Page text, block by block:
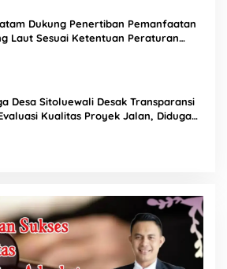
Dukung Penertiban Pemanfaatan
Laut Sesuai Ketentuan Peraturan
Desa Sitoluewali Desak Transparansi
Kualitas Proyek Jalan, Diduga